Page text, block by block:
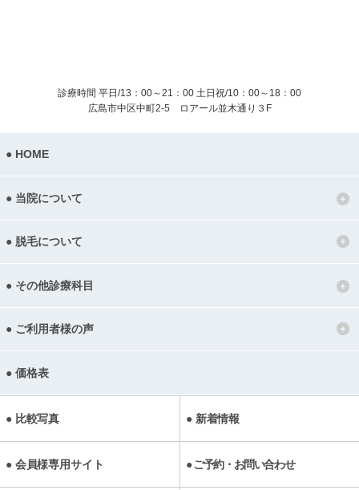
診療時間 平日/13：00～21：00 土日祝/10：00～18：00
広島市中区中町2-5 ロアール並木通り３F
HOME
当院について
脱毛について
その他診療科目
ご利用者様の声
価格表
比較写真
会員様専用サイト
新着情報
ご予約・お問い合わせ